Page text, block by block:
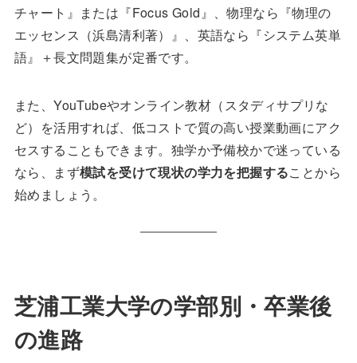
チャート』または『Focus Gold』、物理なら『物理の
エッセンス（浜島清利著）』、英語なら『システム英単
語』＋長文問題集が定番です。
また、YouTubeやオンライン教材（スタディサプリな
ど）を活用すれば、低コストで質の高い授業動画にアク
セスすることもできます。独学か予備校かで迷っている
なら、まず模試を受けて現状の学力を把握することから
始めましょう。
芝浦工業大学の学部別・卒業後
の進路